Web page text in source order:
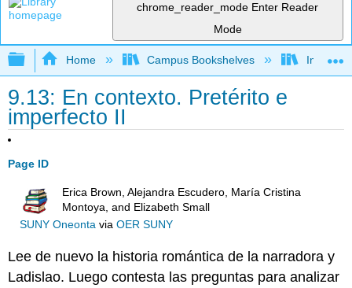
chrome_reader_mode Enter Reader
Mode
Expand/collapse global hierarchy
Home Campus Bookshelves Imperial
9.13: En contexto. Pretérito e
imperfecto II
Page ID
Erica Brown, Alejandra Escudero, María Cristina
Montoya, and Elizabeth Small
SUNY Oneontavia OER SUNY
Lee de nuevo la historia romántica de la narradora y
Ladislao. Luego contesta las preguntas para analizar